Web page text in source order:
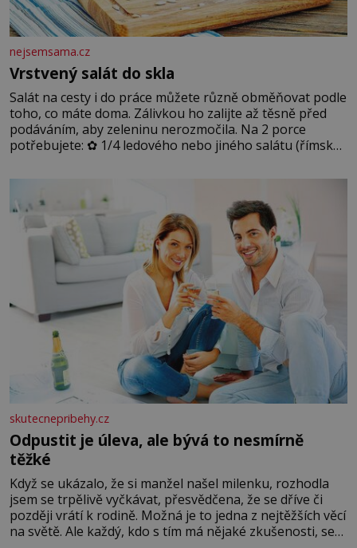
nejsemsama.cz
Vrstvený salát do skla
Salát na cesty i do práce můžete různě obměňovat podle
toho, co máte doma. Zálivkou ho zalijte až těsně před
podáváním, aby zeleninu nerozmočila. Na 2 porce
potřebujete: ✿ 1/4 ledového nebo jiného salátu (římský
okurky ✿ 2 rajčata Zálivka: ✿ 4 lžíce olivového oleje ✿ 1
lžíci citronové šťávy ✿ ½ stroužku
skutecnepribehy.cz
Odpustit je úleva, ale bývá to nesmírně
těžké
Když se ukázalo, že si manžel našel milenku, rozhodla
jsem se trpělivě vyčkávat, přesvědčena, že se dříve či
později vrátí k rodině. Možná je to jedna z nejtěžších věcí
na světě. Ale každý, kdo s tím má nějaké zkušenosti, se